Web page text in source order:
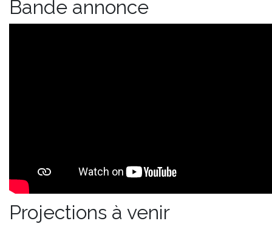
Bande annonce
Projections à venir